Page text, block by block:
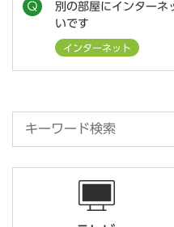
別の部屋にインターネ
いです
インターネット